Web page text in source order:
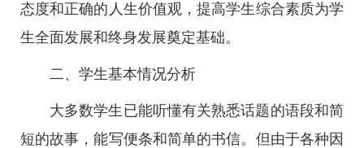
态度和正确的人生价值观，提高学生综合素质为学
生全面发展和终身发展奠定基础。
二、学生基本情况分析
大多数学生已能听懂有关熟悉话题的语段和简
短的故事，能写便条和简单的书信。但由于各种因